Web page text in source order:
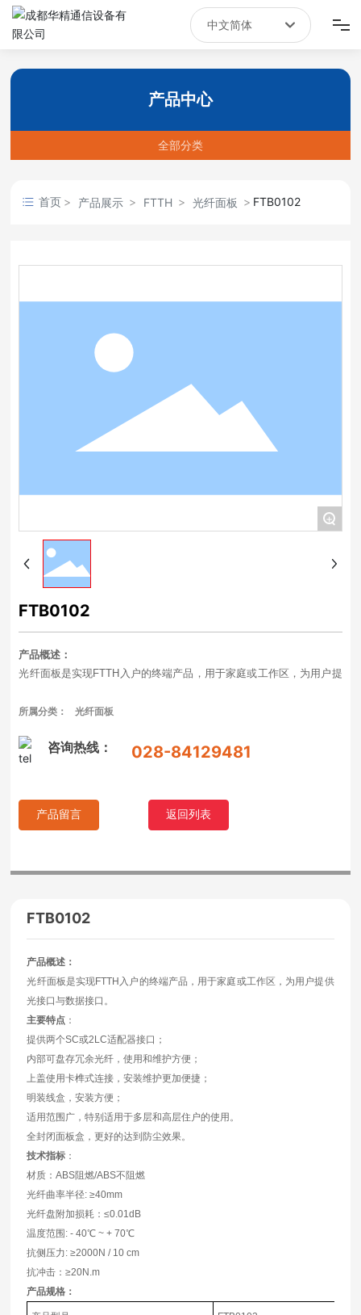
首页
新闻资讯
关于我们
中文简体
中文简体
产品中心
全部分类
首页 产品展示 FTTH 光纤面板 FTB0102
+
FTB0102
产品概述：
光纤面板是实现FTTH入户的终端产品，用于家庭或工作区，为用户提
主要特点 ：
内部可盘存冗余光纤，使用和维护方便；
适用范围广，特别适用于多层和高层住户的使用。
全封闭面板盒，更好的达到防尘效果。
材质：ABS阻燃/ABS不阻燃
光纤盘附加损耗：≤0.01dB
产品规格：
所属分类： 光纤面板
咨询热线： 028-84129481
产品留言 返回列表
FTB0102
产品概述：
光纤面板是实现FTTH入户的终端产品，用于家庭或工作区，为用户提供
光接口与数据接口。
主要特点 ：
提供两个SC或2LC适配器接口；
内部可盘存冗余光纤，使用和维护方便；
上盖使用卡榫式连接，安装维护更加便捷；
明装线盒，安装方便；
适用范围广，特别适用于多层和高层住户的使用。
全封闭面板盒，更好的达到防尘效果。
技术指标 ：
材质：ABS阻燃/ABS不阻燃
光纤曲率半径: ≥40mm
光纤盘附加损耗：≤0.01dB
温度范围: - 40℃ ~ + 70℃
抗侧压力: ≥2000N / 10 cm
抗冲击：≥20N.m
产品规格：